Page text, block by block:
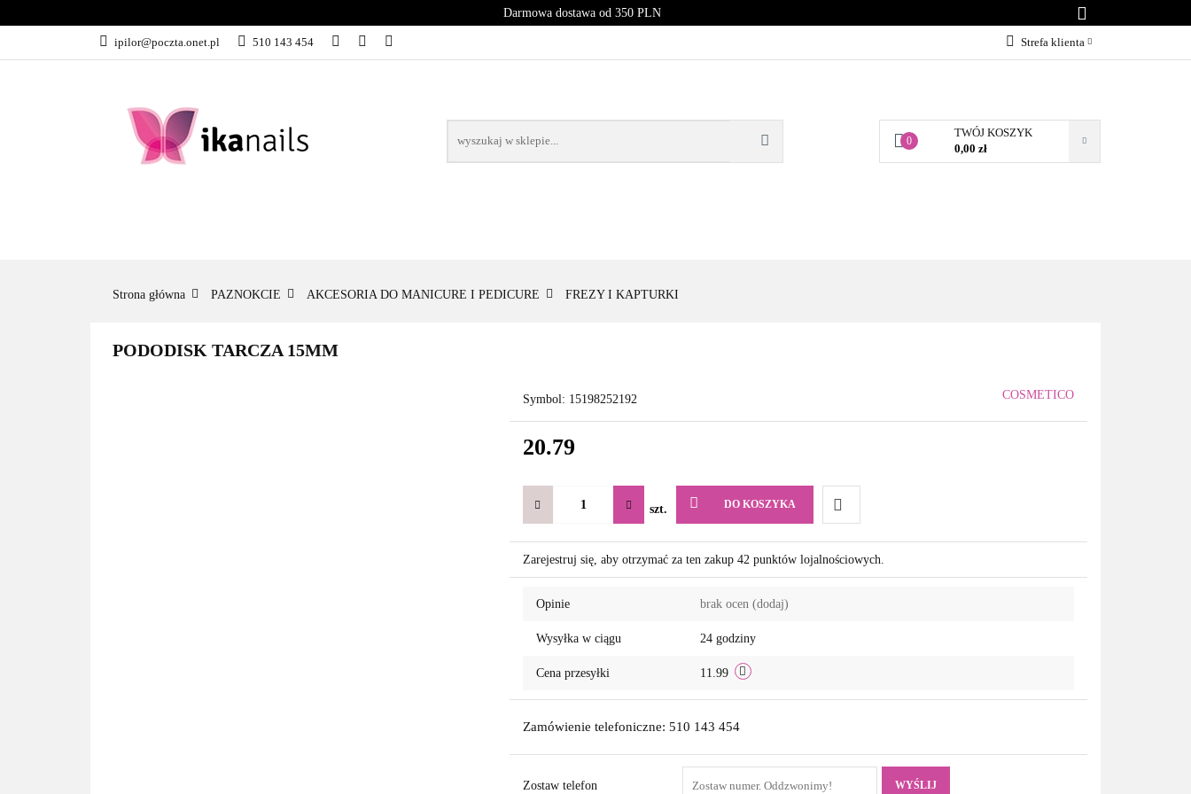
Darmowa dostawa od 350 PLN
ipilor@poczta.onet.pl 510 143 454 Strefa klienta
Dodaj zgłoszenie
Zgody cookies
0
TWÓJ KOSZYK
0,00 zł
KATEGORIE
Strona główna PAZNOKCIE AKCESORIA DO MANICURE I PEDICURE FREZY I KAPTURKI
PODODISK TARCZA 15MM
Symbol: 15198252192 COSMETICO
20.79
szt. DO KOSZYKA
Do
przechowalni
Zarejestruj się, aby otrzymać za ten zakup 42 punktów lojalnościowych.
Opinie brak ocen (dodaj)
Wysyłka w ciągu 24 godziny
Cena przesyłki 11.99
Zamówienie telefoniczne: 510 143 454
Zostaw telefon WYŚLIJ